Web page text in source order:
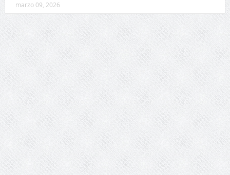
marzo 09, 2026